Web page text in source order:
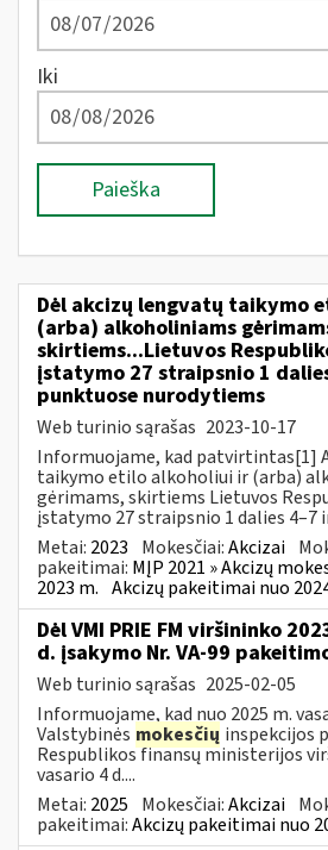
Iki
Paieška
Dėl akcizų lengvatų taikymo
(arba) alkoholiniams
skirtiems...Lietuvos
įstatymo 27 straipsnio 1
punktuose nurodytiems
Web turinio sąrašas 2023-10-17
Informuojame, kad patvirtintas[1]
taikymo etilo alkoholiui ir (arba)
gėrimams, skirtiems Lietuvos
įstatymo 27 straipsnio 1 dalies 4–7
Metai: 2023 Mokesčiai:Akcizai
pakeitimai: MĮP 2021 » Akcizų
2023 m. Akcizų pakeitimai nuo
Dėl VMI PRIE FM viršininko
d. įsakymo Nr. VA-99
Web turinio sąrašas 2025-02-05
Informuojame, kad nuo 2025 m.
Valstybinės mokesčių inspekcijos
Respublikos finansų ministerijos
vasario 4 d....
Metai: 2025 Mokesčiai:Akcizai
pakeitimai:Akcizų pakeitimai nuo